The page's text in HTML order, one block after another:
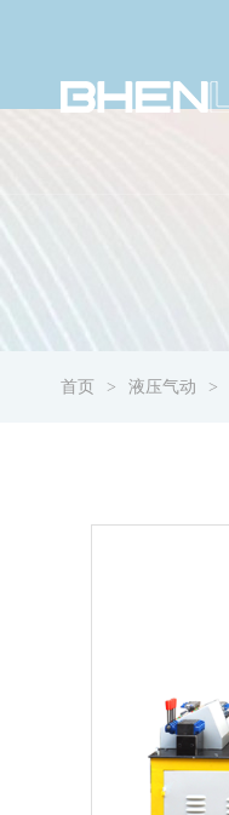
首页 液压气动